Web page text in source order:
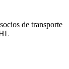
de transporte